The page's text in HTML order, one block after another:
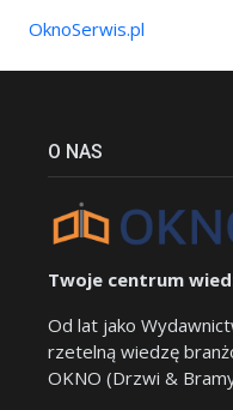
OknoSerwis.pl
O NAS
Twoje centrum
Od lat jako
rzetelną wiedzę
OKNO (Drzwi &